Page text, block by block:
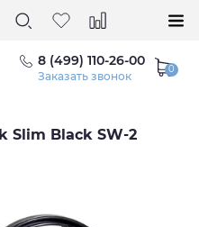
8 (499) 110-26-00
Заказать звонок
Slim Black SW-2